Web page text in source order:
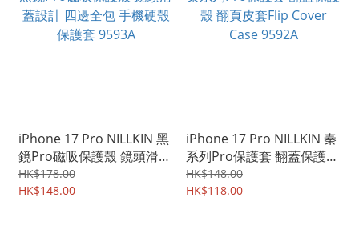
iPhone 17 Pro NILLKIN 黑
鏡Pro磁吸保護殼 鏡頭滑蓋
設計 四邊全包 手機硬殼 保
護套 9593A
HK$178.00
HK$148.00
iPhone 17 Pro NILLKIN 秦
系列Pro保護套 翻蓋保護殼
翻頁皮套Flip Cover Case
9592A
HK$148.00
HK$118.00